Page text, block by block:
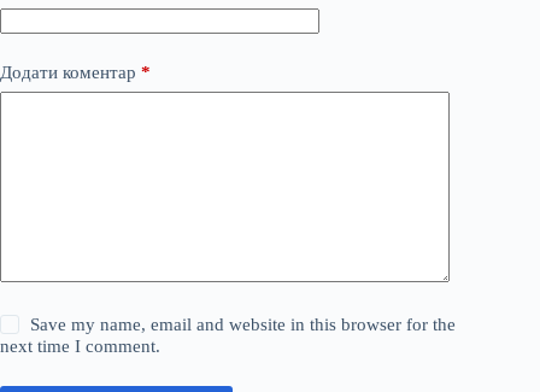
Додати коментар *
Save my name, email and website in this browser for the
next time I comment.